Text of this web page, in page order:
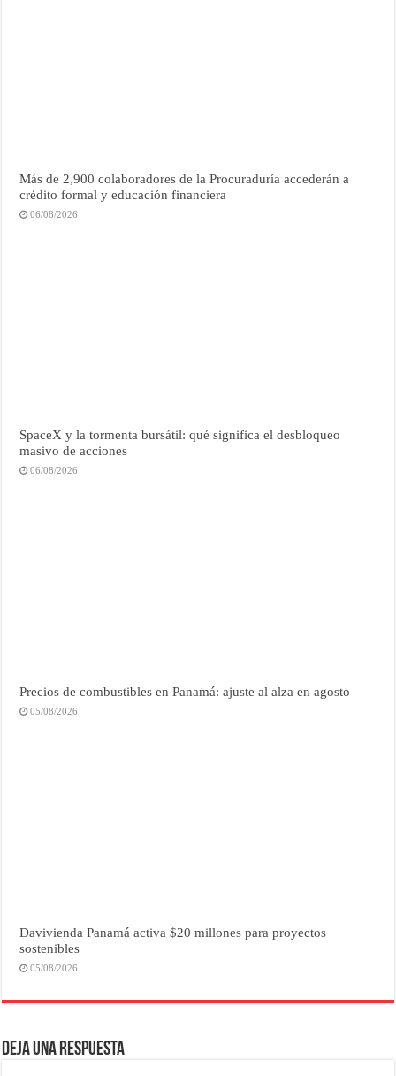
Más de 2,900 colaboradores de la Procuraduría accederán a
crédito formal y educación financiera
06/08/2026
SpaceX y la tormenta bursátil: qué significa el desbloqueo
masivo de acciones
06/08/2026
Precios de combustibles en Panamá: ajuste al alza en agosto
05/08/2026
Davivienda Panamá activa $20 millones para proyectos
sostenibles
05/08/2026
Deja una respuesta